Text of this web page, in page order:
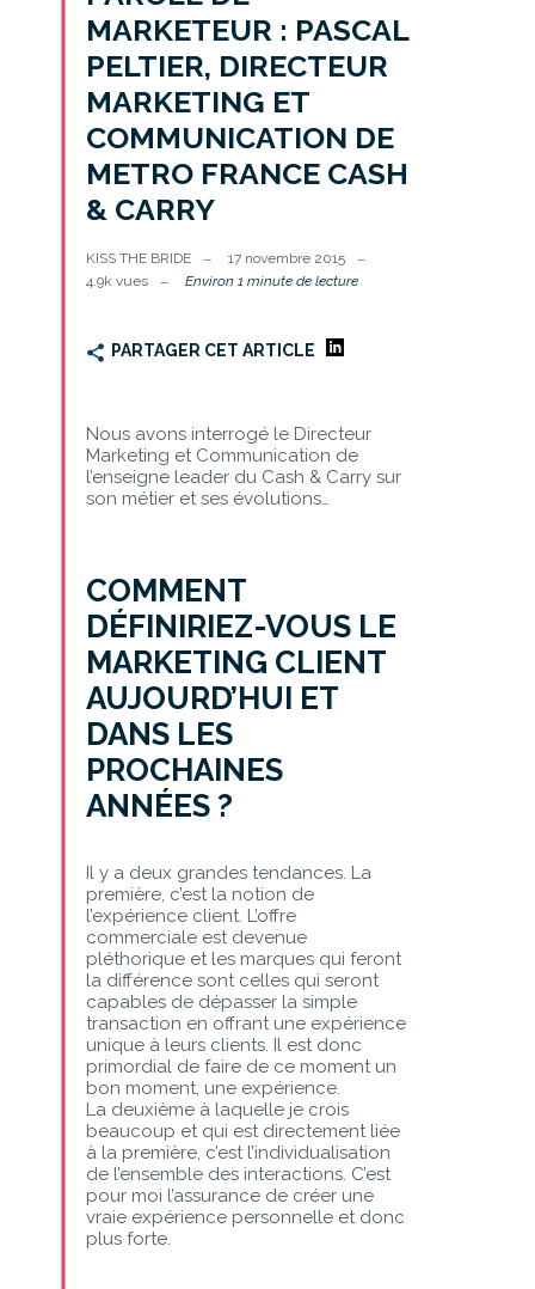
MARKETEUR : PASCAL
PELTIER, DIRECTEUR
MARKETING ET
COMMUNICATION DE
METRO FRANCE CASH
& CARRY
KISS THE BRIDE
17 novembre 2015
4.9k vues
Environ 1 minute de lecture
PARTAGER CET ARTICLE
Nous avons interrogé le Directeur
Marketing et Communication de
l’enseigne leader du Cash & Carry sur
son métier et ses évolutions…
COMMENT
DÉFINIRIEZ-VOUS LE
MARKETING CLIENT
AUJOURD’HUI ET
DANS LES
PROCHAINES
ANNÉES ?
Il y a deux grandes tendances. La
première, c’est la notion de
l’expérience client. L’offre
commerciale est devenue
pléthorique et les marques qui feront
la différence sont celles qui seront
capables de dépasser la simple
transaction en offrant une expérience
unique à leurs clients. Il est donc
primordial de faire de ce moment un
bon moment, une expérience.
La deuxième à laquelle je crois
beaucoup et qui est directement liée
à la première, c’est l’individualisation
de l’ensemble des interactions. C’est
pour moi l’assurance de créer une
vraie expérience personnelle et donc
plus forte.